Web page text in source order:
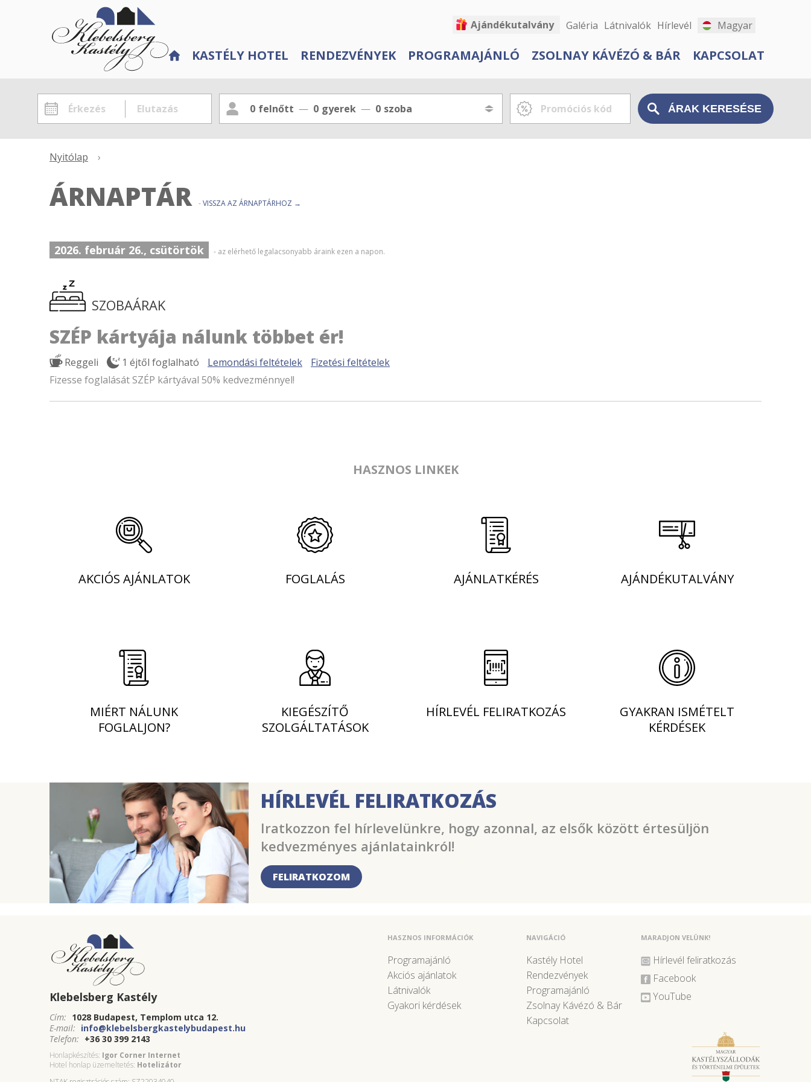
Ajándékutalvány Galéria Látnivalók Hírlevél Magyar
KASTÉLY HOTEL RENDEZVÉNYEK PROGRAMAJÁNLÓ ZSOLNAY KÁVÉZÓ & BÁR KAPCSOLAT
0 felnőtt 0 gyerek 0 szoba
Nyitólap ›
ÁRNAPTÁR -VISSZA AZ ÁRNAPTÁRHOZ →
2026. február 26., csütörtök - az elérhető legalacsonyabb áraink ezen a napon.
SZOBAÁRAK
SZÉP kártyája nálunk többet ér!
Reggeli 1 éjtől foglalható Lemondási feltételek
Fizetési feltételek
Fizesse foglalását SZÉP kártyával 50% kedvezménnyel!
HASZNOS LINKEK
AKCIÓS AJÁNLATOK FOGLALÁS AJÁNLATKÉRÉS AJÁNDÉKUTALVÁNY
MIÉRT NÁLUNK
FOGLALJON?
KIEGÉSZÍTŐ
SZOLGÁLTATÁSOK
HÍRLEVÉL FELIRATKOZÁS
GYAKRAN ISMÉTELT
KÉRDÉSEK
HÍRLEVÉL FELIRATKOZÁS
Iratkozzon fel hírlevelünkre, hogy azonnal, az elsők között értesüljön
kedvezményes ajánlatainkról!
FELIRATKOZOM
Klebelsberg Kastély
Cím: 1028 Budapest, Templom utca 12.
E-mail: info@klebelsbergkastelybudapest.hu
Telefon: +36 30 399 2143
Honlapkészítés: Igor Corner Internet
Hotel honlap üzemeltetés: Hotelizátor
HASZNOS INFORMÁCIÓK
Programajánló
Akciós ajánlatok
Látnivalók
Gyakori kérdések
NAVIGÁCIÓ
Kastély Hotel
Rendezvények
Programajánló
Zsolnay Kávézó & Bár
Kapcsolat
MARADJON VELÜNK!
Hírlevél feliratkozás
Facebook
YouTube